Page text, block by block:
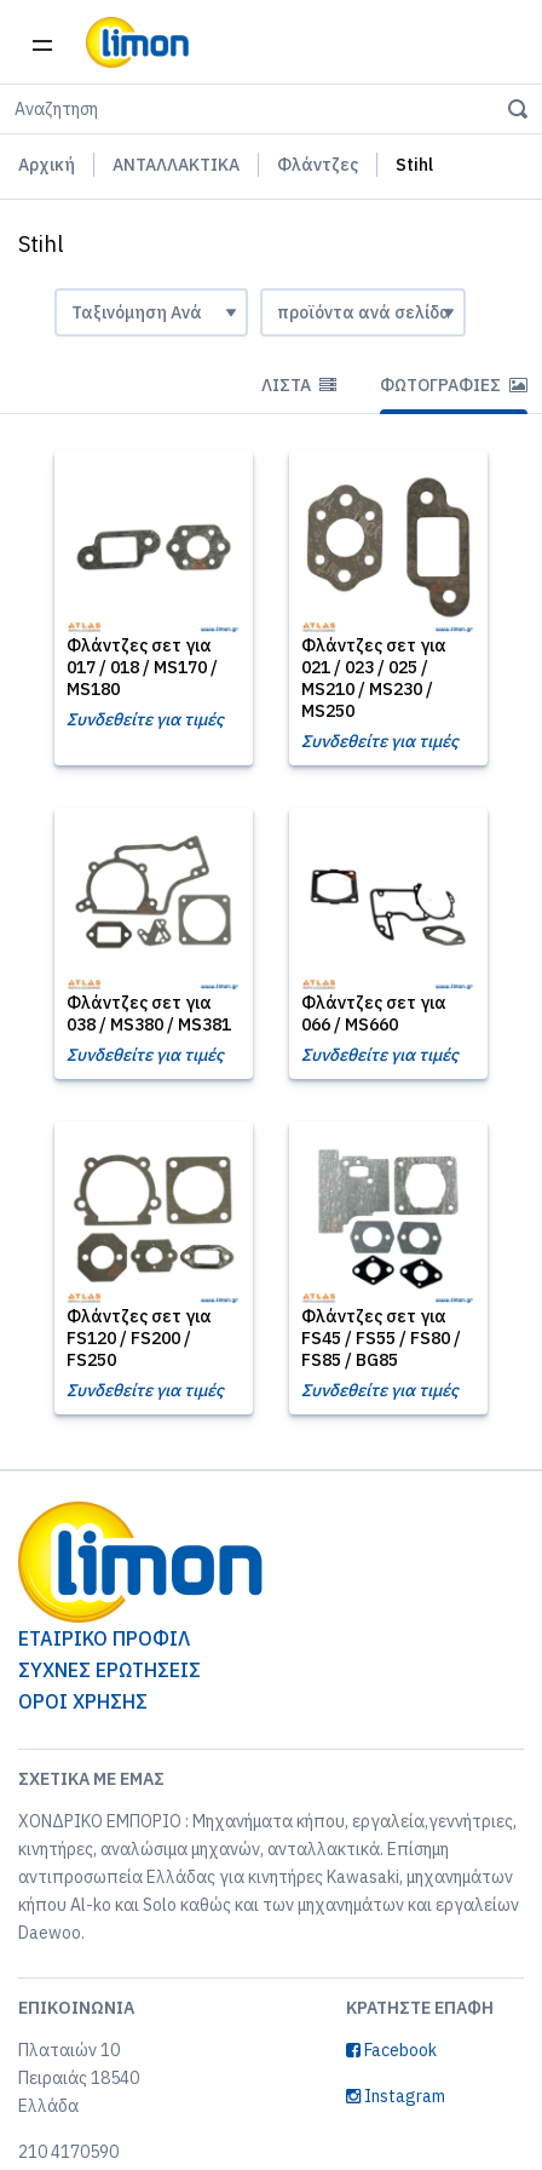
Αρχική ΑΝΤΑΛΛΑΚΤΙΚΑ Φλάντζες Stihl
Stihl
ΛΊΣΤΑ ΦΩΤΟΓΡΑΦΊΕΣ
Φλάντζες σετ για
017 / 018 / MS170 /
MS180
Συνδεθείτε για τιμές
Φλάντζες σετ για
021 / 023 / 025 /
MS210 / MS230 /
MS250
Συνδεθείτε για τιμές
Φλάντζες σετ για
038 / MS380 / MS381
Συνδεθείτε για τιμές
Φλάντζες σετ για
066 / MS660
Συνδεθείτε για τιμές
Φλάντζες σετ για
FS120 / FS200 /
FS250
Συνδεθείτε για τιμές
Φλάντζες σετ για
FS45 / FS55 / FS80 /
FS85 / BG85
Συνδεθείτε για τιμές
ΕΤΑΙΡΙΚΟ ΠΡΟΦΙΛ
ΣΥΧΝΕΣ ΕΡΩΤΗΣΕΙΣ
ΟΡΟΙ ΧΡΗΣΗΣ
ΣΧΕΤΙΚΆ ΜΕ ΕΜΆΣ
ΧΟΝΔΡΙΚΟ ΕΜΠΟΡΙΟ : Μηχανήματα κήπου, εργαλεία,γεννήτριες,
κινητήρες, αναλώσιμα μηχανών, ανταλλακτικά. Επίσημη
αντιπροσωπεία Ελλάδας για κινητήρες Kawasaki, μηχανημάτων
κήπου Al-ko και Solo καθώς και των μηχανημάτων και εργαλείων
Daewoo.
ΕΠΙΚΟΙΝΩΝΊΑ
Πλαταιών 10
Πειραιάς 18540
Ελλάδα
210 4170590
ΚΡΑΤΉΣΤΕ ΕΠΑΦΉ
Facebook
Instagram